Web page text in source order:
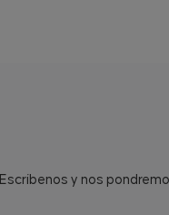
Escríbenos y nos